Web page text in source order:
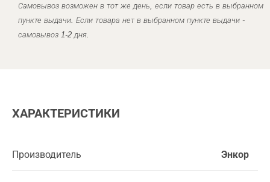
Самовывоз возможен в тот же день, если товар есть в выбранном
пункте выдачи. Если товара нет в выбранном пункте выдачи -
самовывоз 1-2 дня.
ХАРАКТЕРИСТИКИ
Производитель Энкор